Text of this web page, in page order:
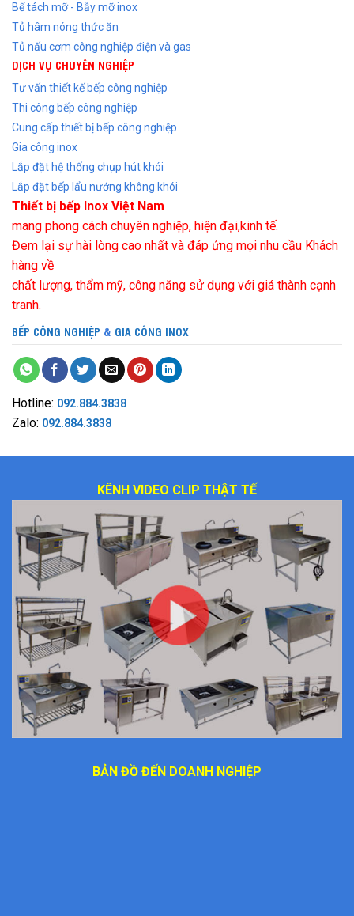
Bể tách mỡ - Bẫy mỡ inox
Tủ hâm nóng thức ăn
Tủ nấu cơm công nghiệp điện và gas
DỊCH VỤ CHUYÊN NGHIỆP
Tư vấn thiết kế bếp công nghiệp
Thi công bếp công nghiệp
Cung cấp thiết bị bếp công nghiệp
Gia công inox
Lắp đặt hệ thống chụp hút khói
Lắp đặt bếp lẩu nướng không khói
Thiết bị bếp Inox Việt Nam
mang phong cách chuyên nghiệp, hiện đại,kinh tế.
Đem lại sự hài lòng cao nhất và đáp ứng mọi nhu cầu Khách
hàng về
chất lượng, thẩm mỹ, công năng sử dụng với giá thành cạnh
tranh.
BẾP CÔNG NGHIỆP & GIA CÔNG INOX
Hotline: 092.884.3838
Zalo: 092.884.3838
KÊNH VIDEO CLIP THẬT TẾ
BẢN ĐỒ ĐẾN DOANH NGHIỆP